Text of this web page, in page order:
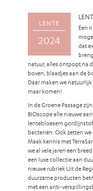
LENTE
2024
Een
dat
natuur, alles ontpopt na
boven, blaadjes aan de
Daar maken we
maar komen!
In de Groene Passage
BIOscope alle nieuwe
lentebloesem
bacteriën. Ook zetten
Maak kennis met
we al vele jaren een
een luxe collectie aan
nieuwe rubriek Uit de
duurzame producten
met een anti-